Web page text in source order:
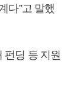
다”고 말했
펀딩 등 지원